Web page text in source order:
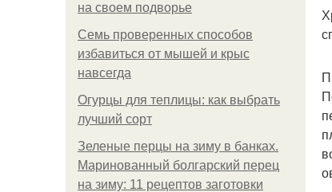
на своем подворье
Семь проверенных способов
избавиться от мышей и крыс
навсегда
Огурцы для теплицы: как выбрать
лучший сорт
Зеленые перцы на зиму в банках.
Маринованный болгарский перец
на зиму: 11 рецептов заготовки